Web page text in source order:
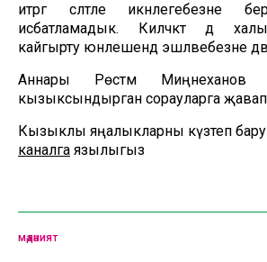
итәргә сәләтле икәнлегебезне
исбатламадык. Киләчәктә дә
кайгырту юнәлешендә эшләвебезне
Аннары Рөстәм Миңнеханов
кызыксындырган сорауларга
Кызыклы яңалыкларны күзәтеп
каналга язылыгыз
мәдәният